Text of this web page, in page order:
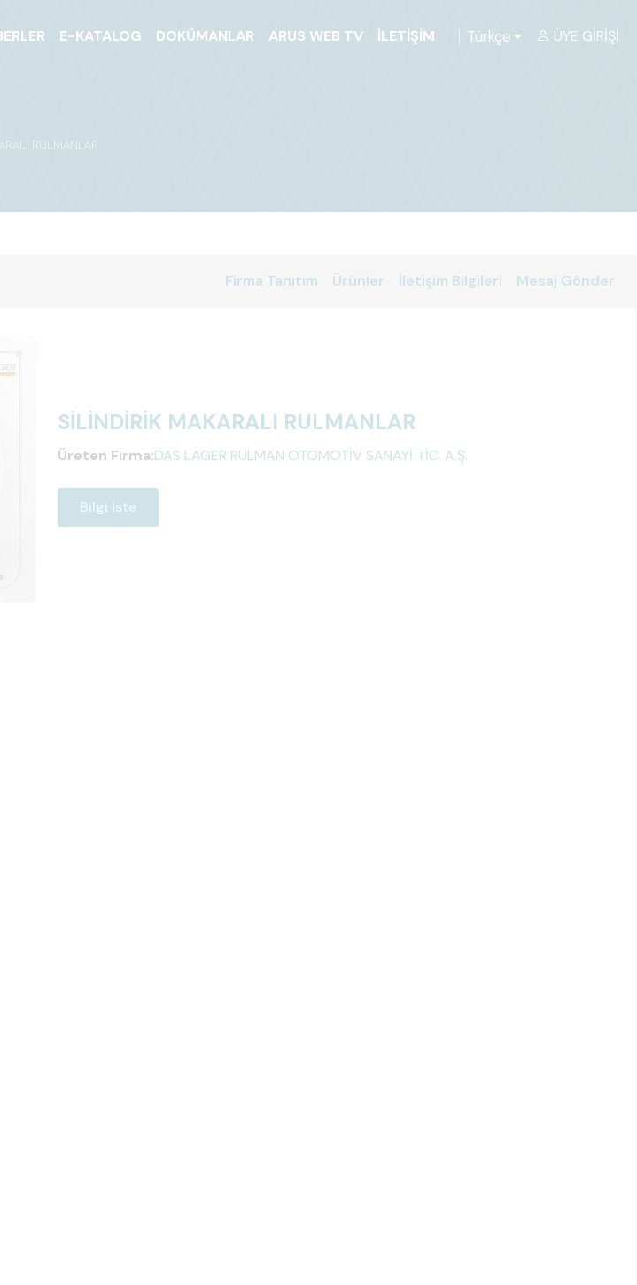
E-KATALOG DOKÜMANLAR ARUS WEB TV İLETIŞIM Türkçe ÜYE GIRIŞI
RULMANLAR
Firma Tanıtım Ürünler İletişim Bilgileri Mesaj Gönder
SİLİNDİRİK MAKARALI RULMANLAR
Üreten Firma:DAS LAGER RULMAN OTOMOTİV SANAYİ TİC. A.Ş.
Bilgi İste